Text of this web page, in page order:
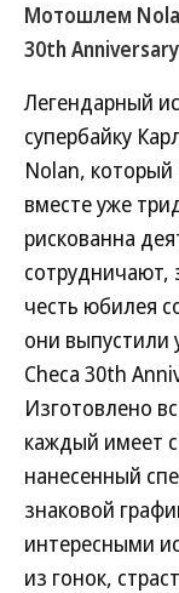
Мотошлем
30th
Легендарный
супербайку
Nolan,
вместе уже
рискованна
сотрудничают,
честь юбилея
они выпустили
Checa 30th
Изготовлено
каждый имеет
нанесенный
знаковой
интересными
из гонок,